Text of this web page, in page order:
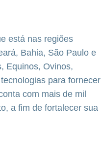
está nas regiões
Bahia, São Paulo e
Equinos, Ovinos,
para fornecer
com mais de mil
a fim de fortalecer sua